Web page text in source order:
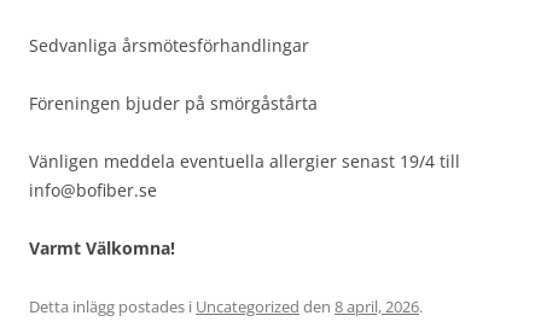
Sedvanliga årsmötesförhandlingar
Föreningen bjuder på smörgåstårta
Vänligen meddela eventuella allergier senast 19/4 till
info@bofiber.se
Varmt Välkomna!
Detta inlägg postades i Uncategorized den 8 april, 2026.